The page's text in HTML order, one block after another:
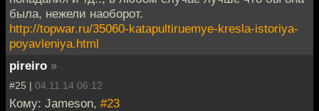
была, нежели наоборот.
http://topwar.ru/35060-katapultiruemye-kresla-istoriya-
poyavleniya.html
pireiro »
#25 | 04.11.14 06:12
Кому: Jameson, #23